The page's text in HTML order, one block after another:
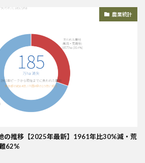
農業統計
の推移【2025年最新】1961年比30%減・荒
62%